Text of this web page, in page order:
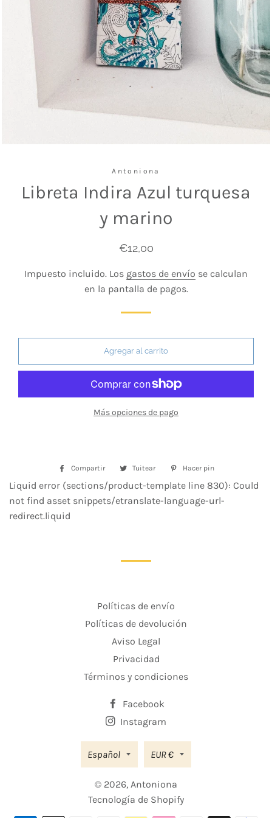
Antoniona
Libreta Indira Azul turquesa
y marino
Precio
Precio
venta
€12,00
Impuesto incluido. Los gastos de envío se calculan
en la pantalla de pagos.
Agregar al carrito
Más opciones de pago
Compartir
Compartir
Facebook
Tuitear
TuitearHacer pin
en
Liquid error (sections/product-template line 830): Could
not find asset snippets/etranslate-language-url-
redirect.liquid
Políticas de envío
Políticas de devolución
Aviso Legal
Privacidad
Términos y condiciones
Facebook
Instagram
Español Moneda
EUR €
© 2026, Antoniona
Tecnología de Shopify